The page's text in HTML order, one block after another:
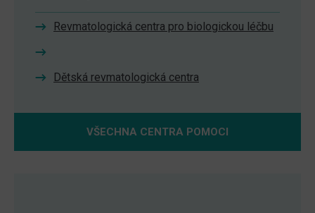
Revmatologická centra pro biologickou léčbu
Dětská revmatologická centra
VŠECHNA CENTRA POMOCI